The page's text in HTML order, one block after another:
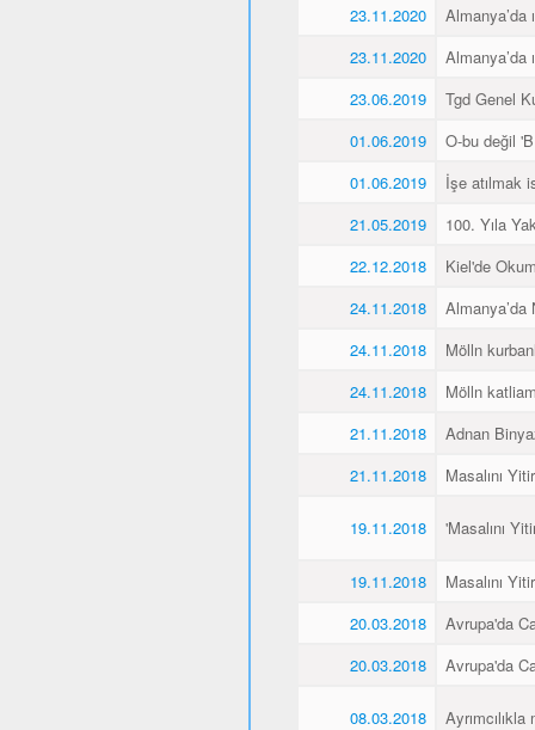
23.11.2020
Almanya’da
23.11.2020
Almanya’da
23.06.2019
Tgd Genel
01.06.2019
O-bu değil
01.06.2019
İşe atılmak
21.05.2019
100. Yıla
22.12.2018
Kiel'de
24.11.2018
Almanya’da
24.11.2018
Mölln
24.11.2018
Mölln
21.11.2018
Adnan
21.11.2018
Masalını
19.11.2018 'Masalını
19.11.2018
Masalını
20.03.2018
Avrupa'da
20.03.2018
Avrupa'da
08.03.2018